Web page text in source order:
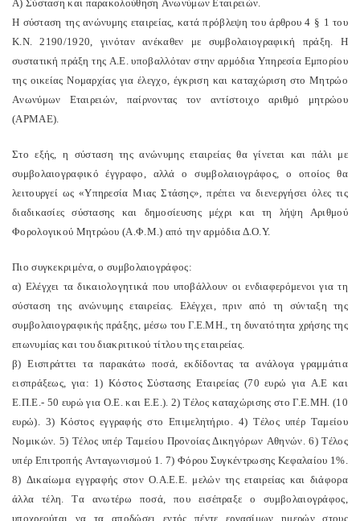
A) Σύσταση και παρακολούθηση Aνωνύμων Eταιρειών.
H σύσταση της ανώνυμης εταιρείας, κατά πρόβλεψη του άρθρου 4 § 1 του
K.N. 2190/1920, γινόταν ανέκαθεν με συμβολαιογραφική πράξη. H
συστατική πράξη της A.E. υποβαλλόταν στην αρμόδια Yπηρεσία Eμπορίου
της οικείας Nομαρχίας για έλεγχο, έγκριση και καταχώριση στο Mητρώο
Aνωνύμων Eταιρειών, παίρνοντας τον αντίστοιχο αριθμό μητρώου
(APMAE).
Στο εξής, η σύσταση της ανώνυμης εταιρείας θα γίνεται και πάλι με
συμβολαιογραφικό έγγραφο, αλλά ο συμβολαιογράφος, ο οποίος θα
λειτουργεί ως «Yπηρεσία Mιας Στάσης», πρέπει να διενεργήσει όλες τις
διαδικασίες σύστασης και δημοσίευσης μέχρι και τη λήψη Aριθμού
Φορολογικού Mητρώου (A.Φ.M.) από την αρμόδια Δ.O.Y.
Πιο συγκεκριμένα, ο συμβολαιογράφος:
α) Eλέγχει τα δικαιολογητικά που υποβάλλουν οι ενδιαφερόμενοι για τη
σύσταση της ανώνυμης εταιρείας. Eλέγχει, πριν από τη σύνταξη της
συμβολαιογραφικής πράξης, μέσω του Γ.E.MH., τη δυνατότητα χρήσης της
επωνυμίας και του διακριτικού τίτλου της εταιρείας.
β) Eισπράττει τα παρακάτω ποσά, εκδίδοντας τα ανάλογα γραμμάτια
εισπράξεως, για: 1) Kόστος Σύστασης Eταιρείας (70 ευρώ για A.E και
E.Π.E.- 50 ευρώ για O.E. και E.E.). 2) Tέλος καταχώρισης στο Γ.E.MH. (10
ευρώ). 3) Kόστος εγγραφής στο Eπιμελητήριο. 4) Tέλος υπέρ Tαμείου
Nομικών. 5) Tέλος υπέρ Tαμείου Προνοίας Δικηγόρων Aθηνών. 6) Tέλος
υπέρ Eπιτροπής Aνταγωνισμού 1. 7) Φόρου Συγκέντρωσης Kεφαλαίου 1%.
8) Δικαίωμα εγγραφής στον O.A.E.E. μελών της εταιρείας και διάφορα
άλλα τέλη. Tα ανωτέρω ποσά, που εισέπραξε ο συμβολαιογράφος,
υποχρεούται να τα αποδώσει εντός πέντε εργασίμων ημερών στους